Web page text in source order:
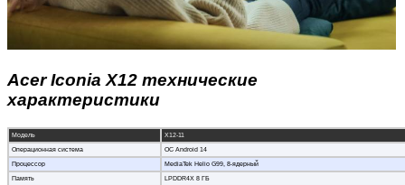
Acer Iconia X12 технические
характеристики
Модель
Х12-11
Операционная система
ОС Android 14
Процессор
MediaTek Helio G99, 8-ядерный
Память
LPDDR4X 8 ГБ